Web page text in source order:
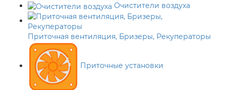
Очистители воздуха
Приточная вентиляция, Бризеры, Рекуператоры
Приточные установки